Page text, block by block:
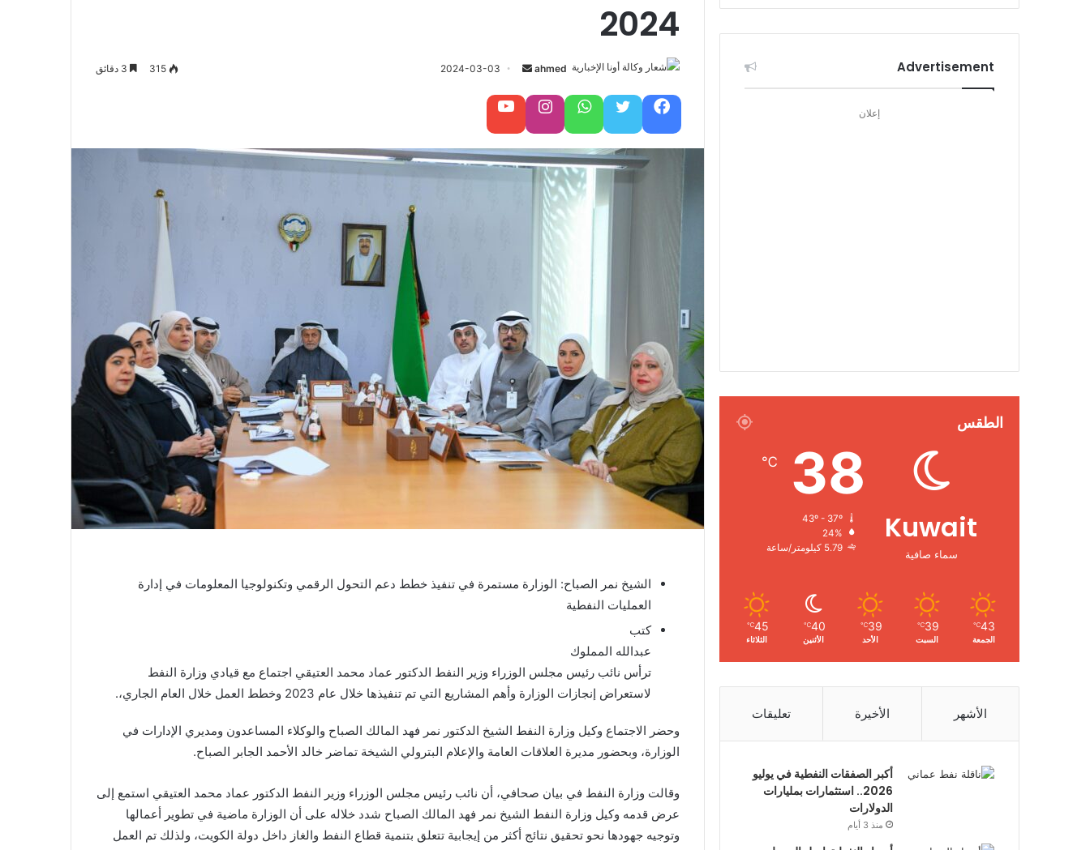
2024
ahmed
أرسل
إلكترونيا
2024-03-03
315
فيسبوك تويتر واتساب تابعنا على إنستغرامتابعنا على يوتيوب
‎الشيخ نمر الصباح: ‎الوزارة مستمرة في تنفيذ خطط دعم التحول الرقمي وتكنولوجيا المعلومات في إدارة
العمليات النفطية
كتب
عبدالله المملوك
ترأس نائب رئيس مجلس الوزراء وزير النفط الدكتور عماد محمد العتيقي اجتماع مع قيادي وزارة النفط
لاستعراض إنجازات الوزارة وأهم المشاريع التي تم تنفيذها خلال عام 2023 وخطط العمل خلال العام الجاري،.
وحضر الاجتماع وكيل وزارة النفط الشيخ الدكتور نمر فهد المالك الصباح والوكلاء المساعدون ومديري الإدارات في
الوزارة، وبحضور مديرة العلاقات العامة والإعلام البترولي الشيخة تماضر خالد الأحمد الجابر الصباح.
وقالت وزارة النفط في بيان صحافي، أن نائب رئيس مجلس الوزراء وزير النفط الدكتور عماد محمد العتيقي استمع إلى
عرض قدمه وكيل وزارة النفط الشيخ نمر فهد المالك الصباح شدد خلاله على أن الوزارة ماضية في تطوير أعمالها
وتوجيه جهودها نحو تحقيق نتائج أكثر من إيجابية تتعلق بتنمية قطاع النفط والغاز داخل دولة الكويت، ولذلك تم العمل
Advertisement
إعلان
الطقس
Kuwait
سماء صافية
38
℃
24%
5.79 كيلومتر/ساعة
43
℃
الجمعة
39
℃
السبت
39
℃
الأحد
40
℃
الأثنين
45
℃
الثلاثاء
الأشهر الأخيرة تعليقات
أكبر الصفقات النفطية في يوليو
2026.. استثمارات بمليارات
الدولارات
منذ 3 أيام